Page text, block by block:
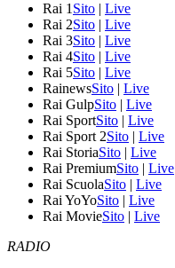
Rai 1 Sito | Live
Rai 2Sito | Live
Rai 3Sito | Live
Rai 4Sito | Live
Rai 5Sito | Live
RainewsSito | Live
Rai GulpSito | Live
Rai SportSito | Live
Rai Sport 2Sito | Live
Rai StoriaSito | Live
Rai PremiumSito | Live
Rai ScuolaSito | Live
Rai YoYoSito | Live
Rai MovieSito | Live
RADIO